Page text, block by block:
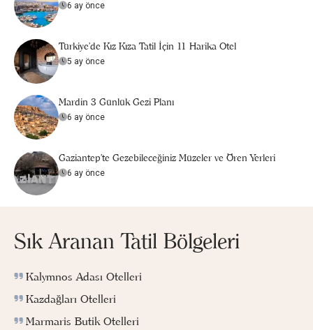
6 ay önce
Türkiye’de Kız Kıza Tatil İçin 11 Harika Otel
5 ay önce
Mardin 3 Günlük Gezi Planı
6 ay önce
Gaziantep'te Gezebileceğiniz Müzeler ve Ören Yerleri
6 ay önce
Sık Aranan Tatil Bölgeleri
Kalymnos Adası Otelleri
Kazdağları Otelleri
Marmaris Butik Otelleri